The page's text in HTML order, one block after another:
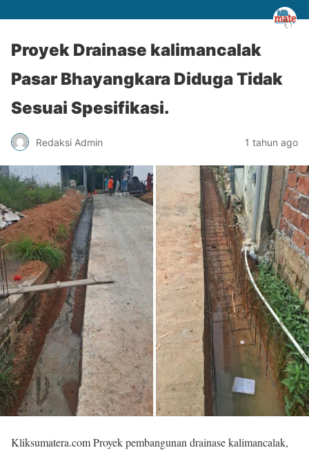
Proyek Drainase kalimancalak
Pasar Bhayangkara Diduga Tidak
Sesuai Spesifikasi.
Redaksi Admin 1 tahun ago
Kliksumatera.com Proyek pembangunan drainase kalimancalak,